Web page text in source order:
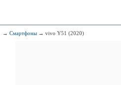
→ Смартфоны → vivo Y51 (2020)